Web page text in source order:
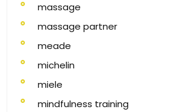
massage
massage partner
meade
michelin
miele
mindfulness training